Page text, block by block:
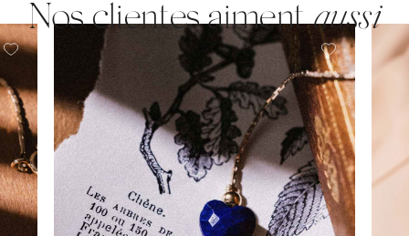
Nos clientes aimentaussi